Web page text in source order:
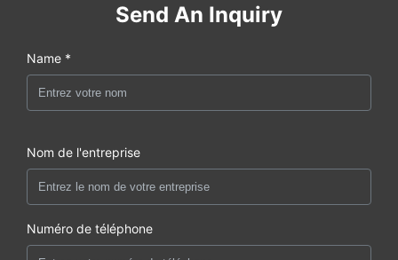
Send An Inquiry
Name *
Nom de l'entreprise
Numéro de téléphone